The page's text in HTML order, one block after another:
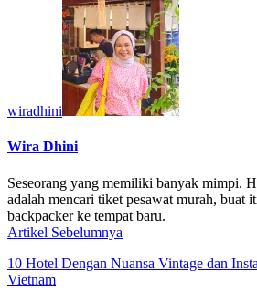
wiradhini
Wira Dhini
Seseorang yang memiliki banyak mimpi.
adalah mencari tiket pesawat murah, buat
backpacker ke tempat baru.
Artikel Sebelumnya
10 Hotel Dengan Nuansa Vintage dan
Vietnam